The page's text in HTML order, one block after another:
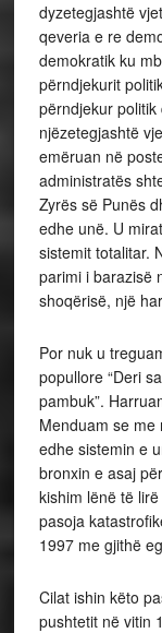
dyzetegjashtë
qeveria e re
demokratik ku
përndjekurit
përndjekur
njëzetegjashtë
emëruan në
administratës
Zyrës së Punës
edhe unë. U
sistemit totalitar.
parimi i barazisë
shoqërisë, një
Por nuk u
popullore “Deri
pambuk”.
Menduam se
edhe sistemin e
bronxin e asaj
kishim lënë të
pasoja
1997 me gjithë
Cilat ishin këto
pushtetit në vitin